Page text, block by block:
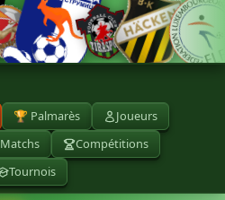
🏆 Palmarès
Joueurs
Matchs
Compétitions
Tournois